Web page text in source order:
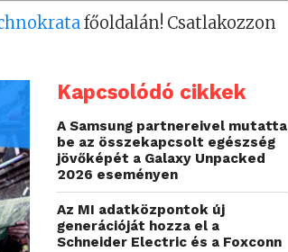
főoldalán! Csatlakozzon
Kapcsolódó cikkek
A Samsung partnereivel mutatta
be az összekapcsolt egészség
jövőképét a Galaxy Unpacked
2026 eseményen
Az MI adatközpontok új
generációját hozza el a
Schneider Electric és a Foxconn